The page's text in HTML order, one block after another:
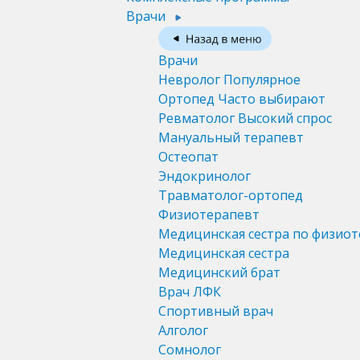
Врачи
Врачи
Невролог Популярное
Ортопед Часто выбирают
Ревматолог Высокий спрос
Мануальный терапевт
Остеопат
Эндокринолог
Травматолог-ортопед
Физиотерапевт
Медицинская сестра по
Медицинская сестра
Медицинский брат
Врач ЛФК
Спортивный врач
Алголог
Сомнолог